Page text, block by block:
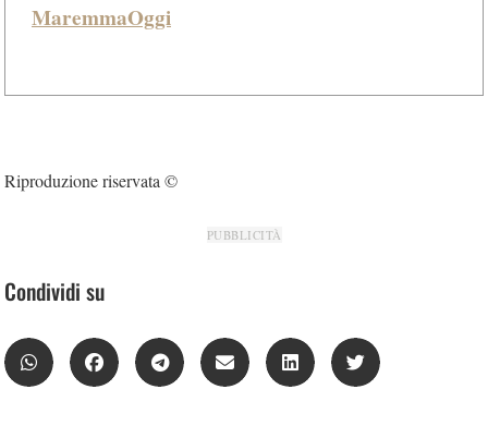
MaremmaOggi
Riproduzione riservata ©
PUBBLICITÀ
Condividi su